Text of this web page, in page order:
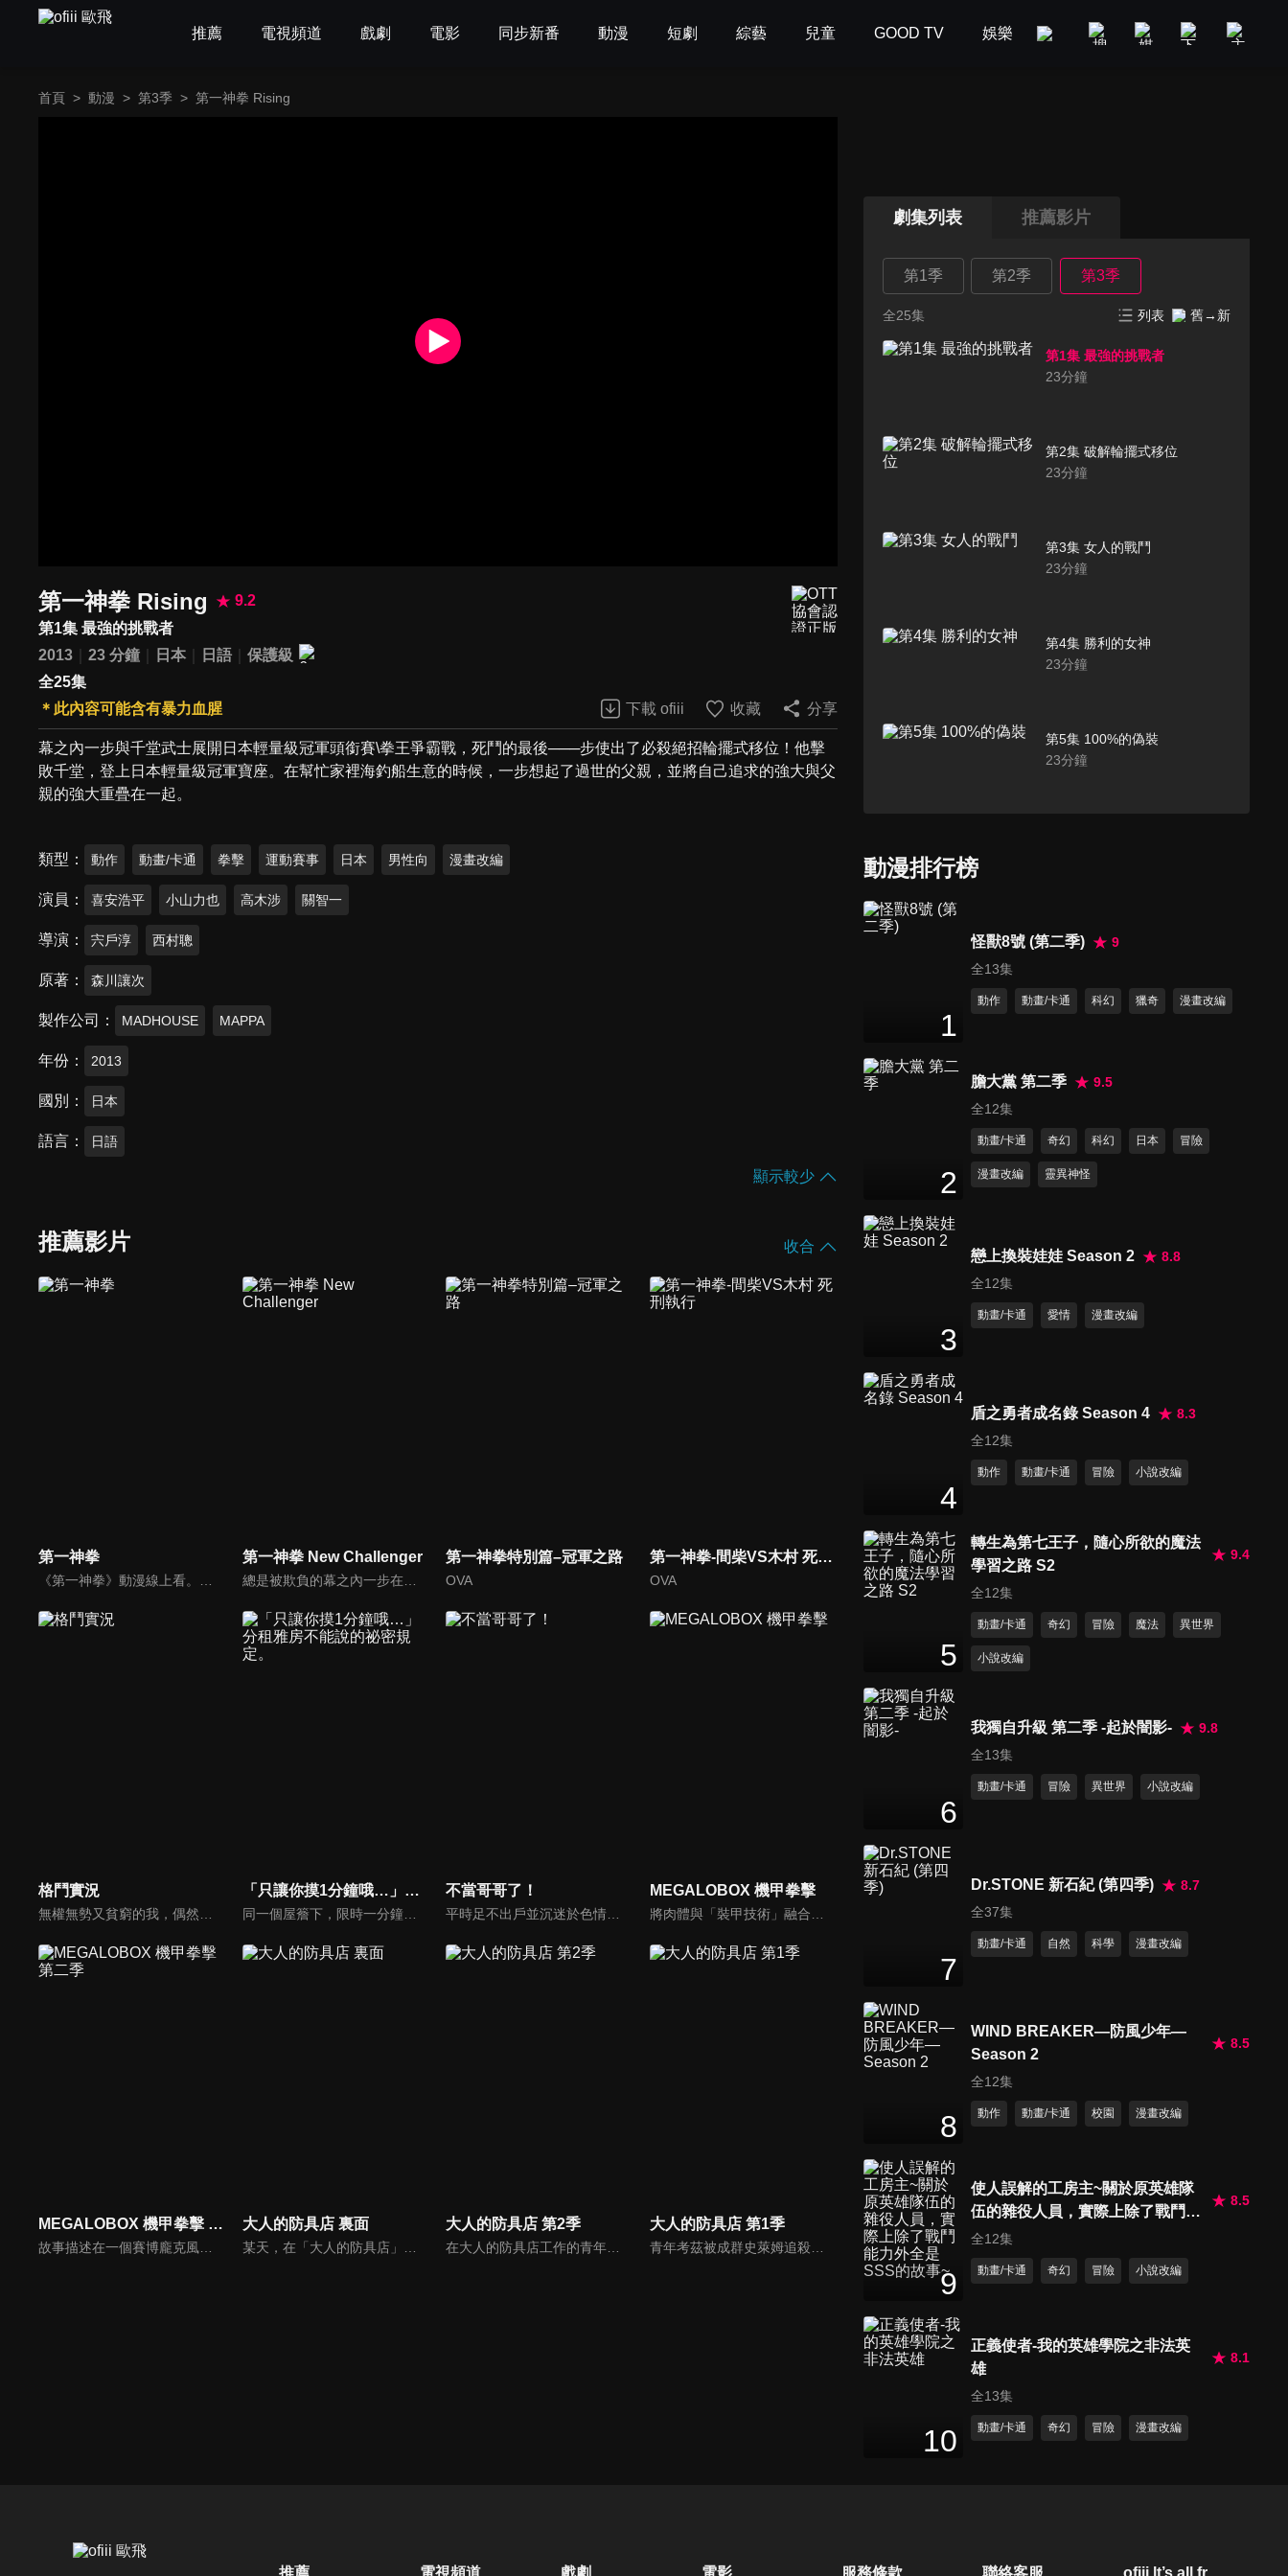
推薦 電視頻道 戲劇 電影 同步新番 動漫 短劇 綜藝 兒童 GOOD TV 娛樂 美食旅遊 新聞政論
首頁 > 動漫 > 第3季 > 第一神拳 Rising
第一神拳 Rising
9.2
第1集 最強的挑戰者
2013
23 分鐘 日本 日語
保護級
全25集
＊此內容可能含有暴力血腥
下載 ofiii 收藏 分享
幕之內一步與千堂武士展開日本輕量級冠軍頭銜賽\拳王爭霸戰，死鬥的最後───步使出了必殺絕招輪擺式移位！他擊
敗千堂，登上日本輕量級冠軍寶座。在幫忙家裡海釣船生意的時候，一步想起了過世的父親，並將自己追求的強大與父
親的強大重疊在一起。
類型 動作 動畫/卡通 拳擊 運動賽事 日本 男性向 漫畫改編
演員 喜安浩平 小山力也 高木涉 關智一
導演 宍戶淳 西村聰
原著 森川讓次
製作公司 MADHOUSE MAPPA
年份 2013
國別 日本
語言 日語
顯示較少
推薦影片 收合
第一神拳 第一神拳 New Challenger 第一神拳特別篇–冠軍之路
OVA
第一神拳-間柴VS木村 死刑執行
OVA
格鬥實況 「只讓你摸1分鐘哦…」分租雅房不能說的祕密規定。 不當哥哥了！ MEGALOBOX 機甲拳擊
MEGALOBOX 機甲拳擊 第二季
故事描述在一個賽博龐克風的近未來，發展出了以外骨骼裝甲和拳擊融合的究極格鬥競技「MEGALOBOX」，但身為沒有市民權資格、居住在非認可區的主角JNK DOG即便想參賽，卻也只能被困在鄉下靠著打假比賽維生。本次的續做將以前作 7 年後的世界做為舞台，再度展開一場場精彩的對決。
大人的防具店 裏面
某天，在「大人的防具店」對面開了一間神祕的新店。那正是通往異世界的入口。在GANMA!超人氣連載中的《リセット・ゲーム》、《外れたみんなの頭のネジ》也各自有人氣角色登場!?考茲他們究竟有沒有辦法逃離頭上掉了螺絲的恐怖世界，又能不能從殺人要塞中順利逃脫呢!?
大人的防具店 第2季
在大人的防具店工作的青年考茲，與店長納登、招牌女店員莉莉葉塔、常客芙蕾雅莉卡，以及寄宿的魔王一起去蒐集防具的材料。問題都全交給魔王的強力魔法解決，一行人開開心心地蒐集完材料踏上歸途時，遇上了從天而降的防具。他們在那裡看見的光景是…？旅途中的冒險者們，歡迎來到大人的防具店。
大人的防具店 第1季
青年考茲被成群史萊姆追殺的時候，被神祕美少女莉莉葉塔救了下來。為了送回莉莉葉塔掉的東西，考茲便到城鎮上四處尋找她，並很幸運地找到她工作的防具店，沒想到…在那裡看見的光景竟是…？旅途中的冒險者們，歡迎來到大人的防具店。
劇集列表 推薦影片
第1季 第2季 第3季
全25集 列表 舊→新
第1集 最強的挑戰者
23分鐘
第2集 破解輪擺式移位
23分鐘
第3集 女人的戰鬥
23分鐘
第4集 勝利的女神
23分鐘
第5集 100%的偽裝
23分鐘
第7集 起司拳王
23分鐘
23分鐘
第11集 膽大妄為的挑戰者
第12集 完美破解輪擺式移位攻
23分鐘
船！！
第16集 黃金之鷹
第17集 電擊愛利基與椰子木瓜
23分鐘
第21集 死鬥的結果
動漫排行榜
1
怪獸8號 (第二季)
9
全13集
動作 動畫/卡通 科幻 獵奇 漫畫改編
2
膽大黨 第二季
9.5
全12集
動畫/卡通 奇幻 科幻 日本 冒險
漫畫改編 靈異神怪
3
戀上換裝娃娃 Season 2
8.8
全12集
動畫/卡通 愛情 漫畫改編
4
盾之勇者成名錄 Season 4
8.3
全12集
動作 動畫/卡通 冒險 小說改編
5
轉生為第七王子，隨心所欲的魔法
學習之路 S2
9.4
全12集
動畫/卡通 奇幻 冒險 魔法 異世界
小說改編
6
我獨自升級 第二季 -起於闇影-
9.8
全13集
動畫/卡通 冒險 異世界 小說改編
7
Dr.STONE 新石紀 (第四季)
8.7
全37集
動畫/卡通 自然 科學 漫畫改編
8
WIND BREAKER—防風少年—
Season 2
8.5
全12集
動作 動畫/卡通 校園 漫畫改編
9
使人誤解的工房主~關於原英雄隊
伍的雜役人員，實際上除了戰鬥能
力外全是SSS的故事~
8.5
全12集
動畫/卡通 奇幻 冒險 小說改編
10
正義使者-我的英雄學院之非法英
雄
8.1
全13集
動畫/卡通 奇幻 冒險 漫畫改編
推薦 電視頻道 戲劇 電影 服務條款 聯絡客服